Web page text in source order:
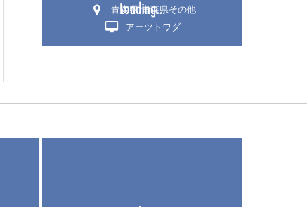
青森県 青森県その他
アーツトワダ